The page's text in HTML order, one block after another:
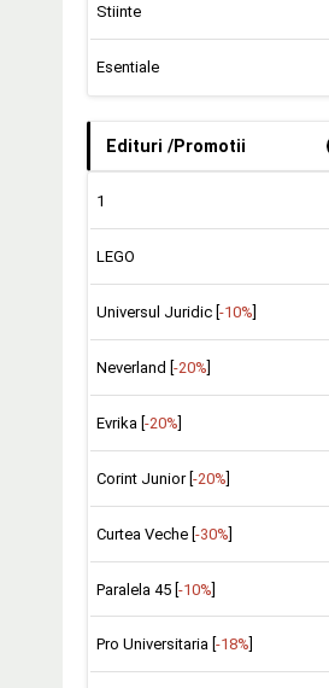
Stiinte
Esentiale
Edituri /Promotii
1
LEGO
Universul Juridic [ -10%
Neverland [ -20%
Evrika [ -20%
Corint Junior [ -20%
Curtea Veche [-30%]
Paralela 45 [-10%]
Pro Universitaria [ -18%